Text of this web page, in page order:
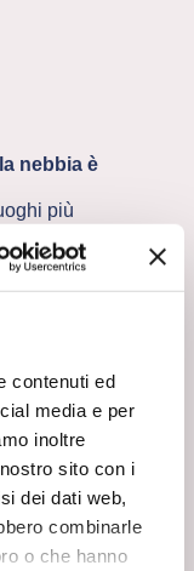
contenuti ed
media e per
inoltre
sito con i
dei dati web,
combinarle
o che hanno
nebbia è
più
maglie,
a
reti in
metri di